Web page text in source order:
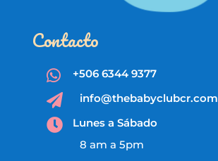
Contacto
 +506 6344 9377
 info@thebabyclubcr.com

Lunes a Sábado
8 am a 5pm